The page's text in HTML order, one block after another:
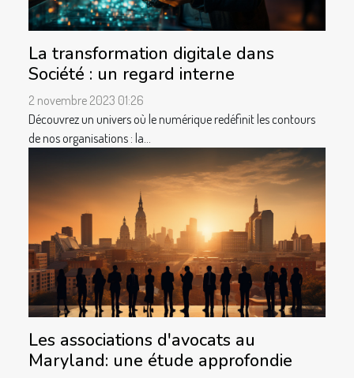
La transformation digitale dans
Société : un regard interne
2 novembre 2023 01:26
Découvrez un univers où le numérique redéfinit les contours
de nos organisations : la...
Les associations d'avocats au
Maryland: une étude approfondie